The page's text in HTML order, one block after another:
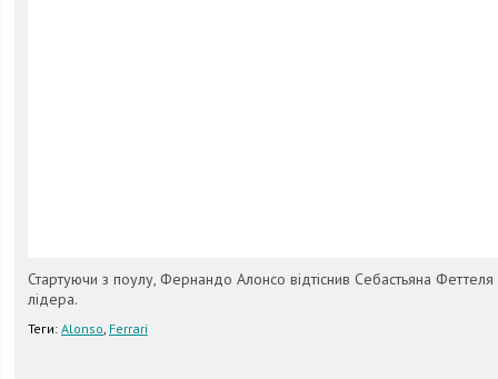
Стартуючи з поулу, Фернандо Алонсо відтіснив Себастьяна Феттеля
лідера.
Теги: Alonso, Ferrari